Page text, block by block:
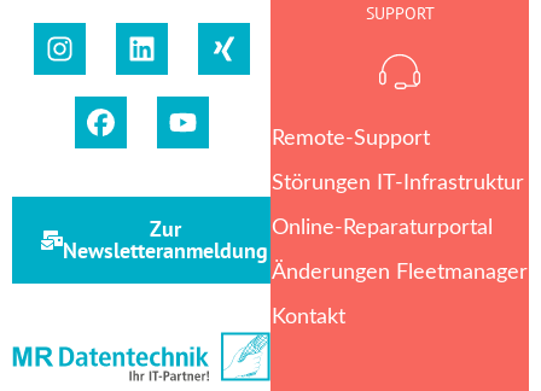
Zur
Newsletteranmeldung
SUPPORT
Remote-Support
Störungen IT-Infrastruktur
Online-Reparaturportal
Änderungen Fleetmanager
Kontakt